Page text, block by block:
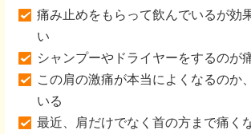
痛み止めをもらって飲んでいるが効
い
シャンプーやドライヤーをするのが
この肩の激痛が本当によくなるのか
いる
最近、肩だけでなく首の方まで痛く